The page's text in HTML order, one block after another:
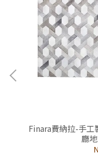
Finara費納拉-手
廳